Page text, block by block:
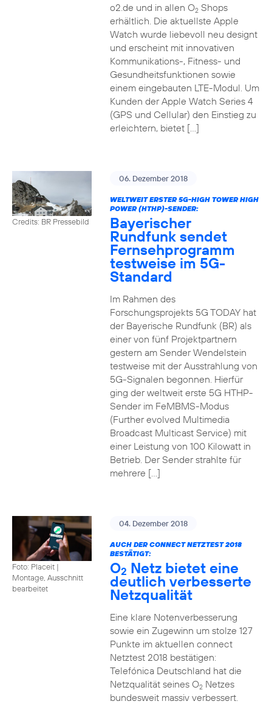
o2.de und in allen O2Shops
erhältlich. Die aktuellste Apple
Watch wurde liebevoll neu designt
und erscheint mit innovativen
Kommunikations-, Fitness- und
Gesundheitsfunktionen sowie
einem eingebauten LTE-Modul. Um
Kunden der Apple Watch Series 4
(GPS und Cellular) den Einstieg zu
erleichtern, bietet […]
Credits: BR Pressebild
06. Dezember 2018
WELTWEIT ERSTER 5G-HIGH TOWER HIGH
POWER (HTHP)-SENDER:
Bayerischer
Rundfunk sendet
Fernsehprogramm
testweise im 5G-
Standard
Im Rahmen des
Forschungsprojekts 5G TODAY hat
der Bayerische Rundfunk (BR) als
einer von fünf Projektpartnern
gestern am Sender Wendelstein
testweise mit der Ausstrahlung von
5G-Signalen begonnen. Hierfür
ging der weltweit erste 5G HTHP-
Sender im FeMBMS-Modus
(Further evolved Multimedia
Broadcast Multicast Service) mit
einer Leistung von 100 Kilowatt in
Betrieb. Der Sender strahlte für
mehrere […]
Foto: Placeit |
Montage, Ausschnitt
bearbeitet
04. Dezember 2018
AUCH DER CONNECT NETZTEST 2018
BESTÄTIGT:
O2 Netz bietet eine
deutlich verbesserte
Netzqualität
Eine klare Notenverbesserung
sowie ein Zugewinn um stolze 127
Punkte im aktuellen connect
Netztest 2018 bestätigen:
Telefónica Deutschland hat die
Netzqualität seines O2Netzes
bundesweit massiv verbessert.